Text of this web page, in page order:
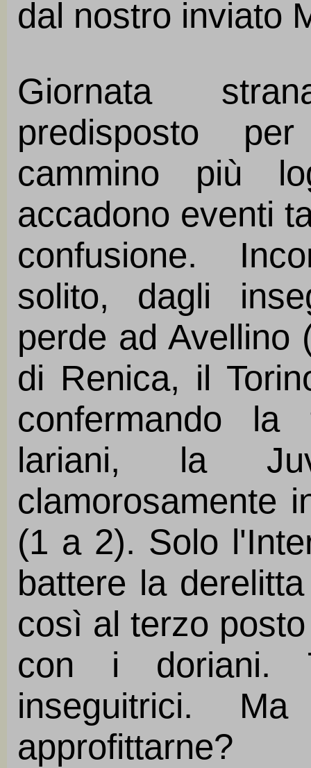
dal nostro inviato
Giornata
predisposto
cammino più
accadono eventi
confusione.
solito, dagli
perde ad Avellino
di Renica, il
confermando la
lariani, la
clamorosamente
(1 a 2). Solo
battere la
così al terzo
con i doriani.
inseguitrici.
approfittarne?